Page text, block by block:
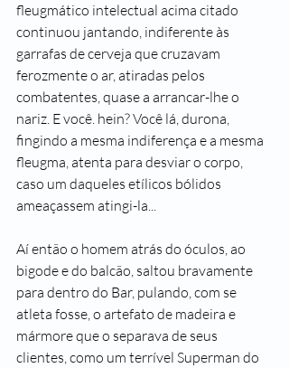
fleugmático intelectual acima citado
continuou jantando, indiferente às
garrafas de cerveja que cruzavam
ferozmente o ar, atiradas pelos
combatentes, quase a arrancar-lhe o
nariz. E você. hein? Você lá, durona,
fingindo a mesma indiferença e a mesma
fleugma, atenta para desviar o corpo,
caso um daqueles etílicos bólidos
ameaçassem atingi-la...
Aí então o homem atrás do óculos, ao
bigode e do balcão, saltou bravamente
para dentro do Bar, pulando, com se
atleta fosse, o artefato de madeira e
mármore que o separava de seus
clientes, como um terrível Superman do